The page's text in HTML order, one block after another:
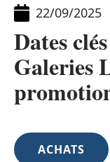
22/09/2025
Dates
Galeries
ACHATS